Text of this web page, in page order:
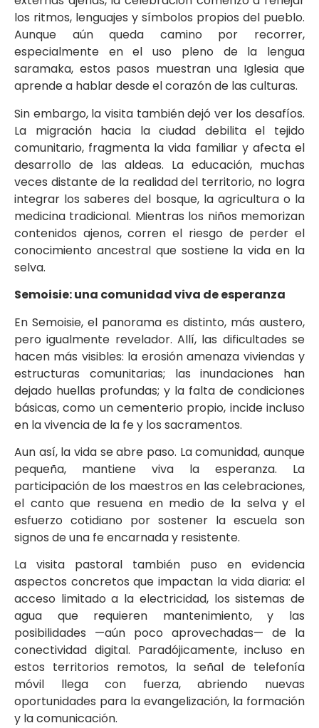
los ritmos, lenguajes y símbolos propios del pueblo.
Aunque aún queda camino por recorrer,
especialmente en el uso pleno de la lengua
saramaka, estos pasos muestran una Iglesia que
aprende a hablar desde el corazón de las culturas.
Sin embargo, la visita también dejó ver los desafíos.
La migración hacia la ciudad debilita el tejido
comunitario, fragmenta la vida familiar y afecta el
desarrollo de las aldeas. La educación, muchas
veces distante de la realidad del territorio, no logra
integrar los saberes del bosque, la agricultura o la
medicina tradicional. Mientras los niños memorizan
contenidos ajenos, corren el riesgo de perder el
conocimiento ancestral que sostiene la vida en la
selva.
Semoisie: una comunidad viva de esperanza
En Semoisie, el panorama es distinto, más austero,
pero igualmente revelador. Allí, las dificultades se
hacen más visibles: la erosión amenaza viviendas y
estructuras comunitarias; las inundaciones han
dejado huellas profundas; y la falta de condiciones
básicas, como un cementerio propio, incide incluso
en la vivencia de la fe y los sacramentos.
Aun así, la vida se abre paso. La comunidad, aunque
pequeña, mantiene viva la esperanza. La
participación de los maestros en las celebraciones,
el canto que resuena en medio de la selva y el
esfuerzo cotidiano por sostener la escuela son
signos de una fe encarnada y resistente.
La visita pastoral también puso en evidencia
aspectos concretos que impactan la vida diaria: el
acceso limitado a la electricidad, los sistemas de
agua que requieren mantenimiento, y las
posibilidades —aún poco aprovechadas— de la
conectividad digital. Paradójicamente, incluso en
estos territorios remotos, la señal de telefonía
móvil llega con fuerza, abriendo nuevas
oportunidades para la evangelización, la formación
y la comunicación.